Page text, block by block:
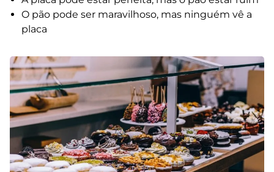
O pão pode ser maravilhoso, mas ninguém vê a
placa